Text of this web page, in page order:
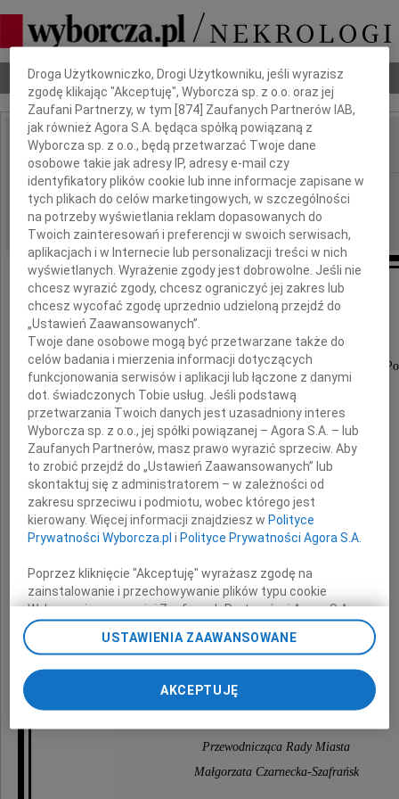
Nekrologi Odeszli Poradnik pogrzebowy
IMIĘ I NAZWISKO:
REGION: Gdańsk
DATA EMISJI: 13.02.2025
Piotrowi Majewskiemu
proboszczowi w parafii Matki Boskiej Nieustającej
w Pruszczu Gdańskim
składamy wyrazy najgłębszego współczucia
z powodu śmierci
Mamy
Janusz Wróbel
Burmistrz Pruszcza Gdańskiego
Przewodnicząca Rady Miasta
Małgorzata Czarnecka-Szafrańsk
Dbamy o Twoją prywatność
Droga Użytkowniczko, Drogi Użytkowniku, jeśli wyrazisz
zgodę klikając "Akceptuję", Wyborcza sp. z o.o. oraz jej
Zaufani Partnerzy, w tym [874] Zaufanych Partnerów IAB,
jak również Agora S.A. będąca spółką powiązaną z
Wyborcza sp. z o.o., będą przetwarzać Twoje dane
osobowe takie jak adresy IP, adresy e-mail czy
identyfikatory plików cookie lub inne informacje zapisane w
tych plikach do celów marketingowych, w szczególności
na potrzeby wyświetlania reklam dopasowanych do
Twoich zainteresowań i preferencji w swoich serwisach,
aplikacjach i w Internecie lub personalizacji treści w nich
wyświetlanych. Wyrażenie zgody jest dobrowolne. Jeśli nie
chcesz wyrazić zgody, chcesz ograniczyć jej zakres lub
chcesz wycofać zgodę uprzednio udzieloną przejdź do
„Ustawień Zaawansowanych”.
Twoje dane osobowe mogą być przetwarzane także do
celów badania i mierzenia informacji dotyczących
funkcjonowania serwisów i aplikacji lub łączone z danymi
dot. świadczonych Tobie usług. Jeśli podstawą
przetwarzania Twoich danych jest uzasadniony interes
Wyborcza sp. z o.o., jej spółki powiązanej – Agora S.A. – lub
Zaufanych Partnerów, masz prawo wyrazić sprzeciw. Aby
to zrobić przejdź do „Ustawień Zaawansowanych” lub
skontaktuj się z administratorem – w zależności od
zakresu sprzeciwu i podmiotu, wobec którego jest
kierowany. Więcej informacji znajdziesz wPolityce
Prywatności Wyborcza.pl iPolityce Prywatności Agora S.A.
Poprzez kliknięcie "Akceptuję" wyrażasz zgodę na
zainstalowanie i przechowywanie plików typu cookie
Wyborczej sp. z o. o. jej Zaufanych Partnerów i Agora S.A.
na Twoim urządzeniu końcowym. Możesz też w każdej
chwili zmienić swoje preferencje dot. plików cookie,
preferencjami dot. przetwarzania danych poprzez
odnośnik „Ustawienia prywatności” w stopce serwisu i
przechodząc do sekcji „Ustawienia zaawansowane”.
Zmiana ustawień plików cookie możliwa jest także za
pomocą ustawień przeglądarki.
USTAWIENIA ZAAWANSOWANE
AKCEPTUJĘ